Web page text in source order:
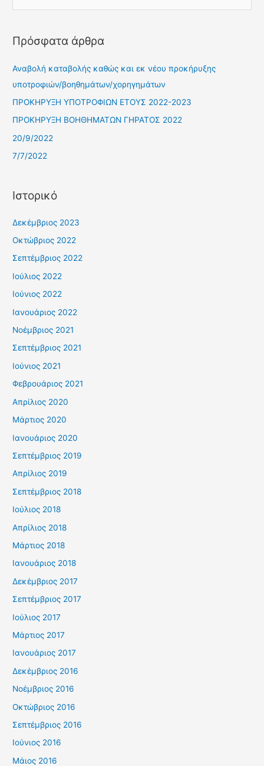
Πρόσφατα άρθρα
Αναβολή καταβολής καθώς και εκ νέου προκήρυξης
υποτροφιών/βοηθημάτων/χορηγημάτων
ΠΡΟΚΗΡΥΞΗ ΥΠΟΤΡΟΦΙΩΝ ΕΤΟΥΣ 2022-2023
ΠΡΟΚΗΡΥΞΗ ΒΟΗΘΗΜΑΤΩΝ ΓΗΡΑΤΟΣ 2022
20/9/2022
7/7/2022
Ιστορικό
Δεκέμβριος 2023
Οκτώβριος 2022
Σεπτέμβριος 2022
Ιούλιος 2022
Ιούνιος 2022
Ιανουάριος 2022
Νοέμβριος 2021
Σεπτέμβριος 2021
Ιούνιος 2021
Φεβρουάριος 2021
Απρίλιος 2020
Μάρτιος 2020
Ιανουάριος 2020
Σεπτέμβριος 2019
Απρίλιος 2019
Σεπτέμβριος 2018
Ιούλιος 2018
Απρίλιος 2018
Μάρτιος 2018
Ιανουάριος 2018
Δεκέμβριος 2017
Σεπτέμβριος 2017
Ιούλιος 2017
Μάρτιος 2017
Ιανουάριος 2017
Δεκέμβριος 2016
Νοέμβριος 2016
Οκτώβριος 2016
Σεπτέμβριος 2016
Ιούνιος 2016
Μάιος 2016